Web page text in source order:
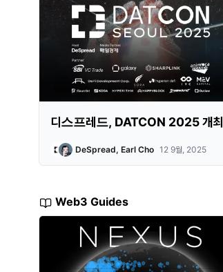
디스프레드, DATCON 2025 개최
DeSpread, Earl Cho 12 9월, 2025
Web3 Guides